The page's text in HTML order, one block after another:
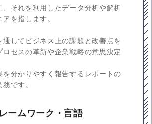
、それを利用したデータ分析や解析
を指します。
してビジネス上の課題と改善点を
セスの革新や企業戦略の意思決定
を分かりやすく報告するレポートの
です。
ームワーク・言語